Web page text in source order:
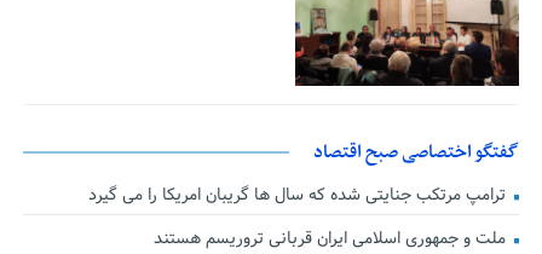
گفتگو اختصاصی صبح اقتصاد
ترامپ مرتکب جنایتی شده که سال ها گریبان امریکا را می گیرد
ملت و جمهوری اسلامی ایران قربانی تروریسم هستند